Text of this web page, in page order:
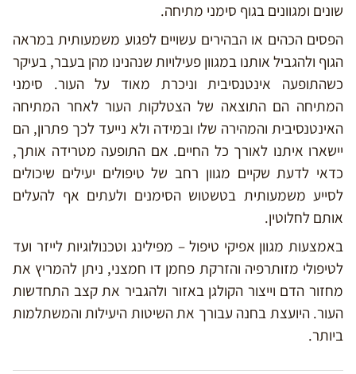
שונים ומגוונים בגוף סימני מתיחה.
הפסים הכהים או הבהירים עשויים לפגוע משמעותית במראה
הגוף ולהגביל אותנו במגוון פעילויות שנהנינו מהן בעבר, בעיקר
כשהתופעה אינטנסיבית וניכרת מאוד על העור. סימני
המתיחה הם התוצאה של הצטלקות העור לאחר המתיחה
האינטנסיבית והמהירה שלו ובמידה ולא נייעד לכך פתרון, הם
יישארו איתנו לאורך כל החיים. אם התופעה מטרידה אותך,
כדאי לדעת שקיים מגוון רחב של טיפולים יעילים שיכולים
לסייע משמעותית בטשטוש הסימנים ולעתים אף להעלים
אותם לחלוטין.
באמצעות מגוון אפיקי טיפול – מפילינג וטכנולוגיות לייזר ועד
לטיפולי מזותרפיה והזרקת פחמן דו חמצני, ניתן להמריץ את
מחזור הדם וייצור הקולגן באזור ולהגביר את קצב התחדשות
העור. היועצת בחנה עבורך את השיטות היעילות והמשתלמות
ביותר.